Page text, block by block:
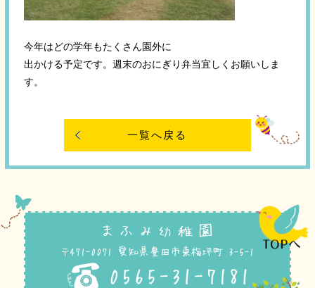
今年はどの学年もたくさん園外に
出かける予定です。週末のおにぎり弁当宜しくお願いしま
す。
一覧へ戻る
まふみ幼稚園
〒471-0071 愛知県豊田市東梅坪町 3-5-1